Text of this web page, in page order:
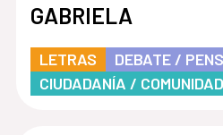
GABRIELA
LETRAS
DEBATE /
CIUDADANÍA / COMUNIDAD